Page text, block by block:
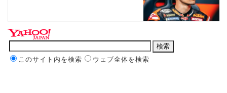
このサイト内を検索 ウェブ全体を検索